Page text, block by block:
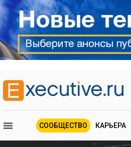
СООБЩЕСТВО КАРЬЕРА